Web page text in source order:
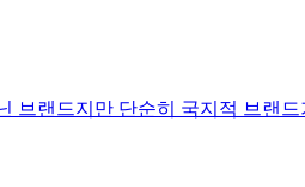
브랜드지만 단순히 국지적 브랜